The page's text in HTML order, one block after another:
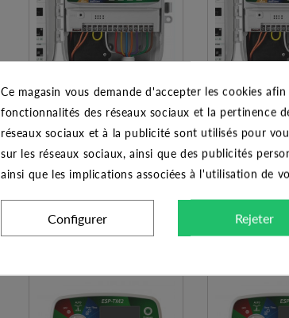
PROGRAMMATEUR OUTDOOR WIFI
ESP-TM2 6 STATIONS - RAINBIRD -
24 VOLTS
197.57 €
Expédié l'après-midi pour une
ESP-TM2 8
24
Expédié
Ce magasin vous demande d'accepter les cookies
fonctionnalités des réseaux sociaux et la pertinence
réseaux sociaux et à la publicité sont utilisés pour
sur les réseaux sociaux, ainsi que des publicités
ainsi que les implications associées à l'utilisation de
Configurer Rejeter